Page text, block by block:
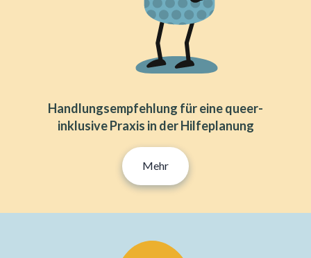
Handlungsempfehlung für eine queer-
inklusive Praxis in der Hilfeplanung
Mehr